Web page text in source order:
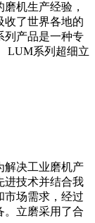
机生产经验，
收了世界各地的
列产品是一种专
LUM系列超细立
解决工业磨机产
进技术并结合我
市场需求，经过
。立磨采用了合